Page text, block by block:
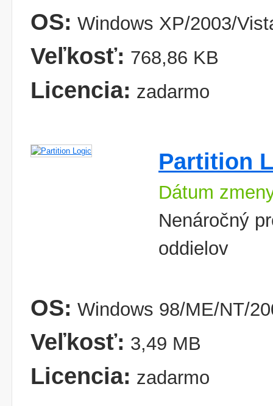
OS: Windows XP/2003/
Veľkosť: 768,86 KB
Licencia: zadarmo
Partition
Dátum
Nenáročný
oddielov
OS: Windows 98/ME/NT/
Veľkosť: 3,49 MB
Licencia: zadarmo